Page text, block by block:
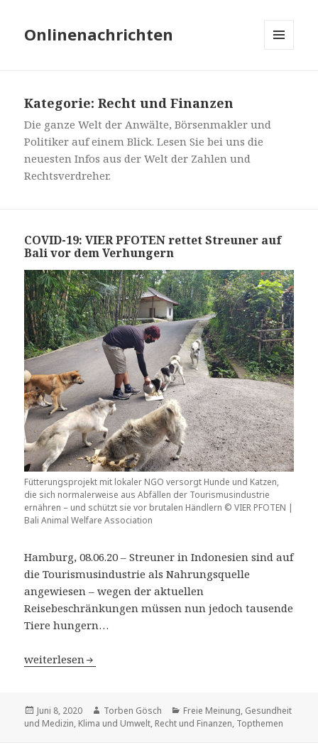
Onlinenachrichten
Kategorie: Recht und Finanzen
Die ganze Welt der Anwälte, Börsenmakler und
Politiker auf einem Blick. Lesen Sie bei uns die
neuesten Infos aus der Welt der Zahlen und
Rechtsverdreher.
COVID-19: VIER PFOTEN rettet Streuner auf
Bali vor dem Verhungern
Fütterungsprojekt mit lokaler NGO versorgt Hunde und Katzen,
die sich normalerweise aus Abfällen der Tourismusindustrie
ernähren – und schützt sie vor brutalen Händlern © VIER PFOTEN |
Bali Animal Welfare Association
Hamburg, 08.06.20 – Streuner in Indonesien sind auf
die Tourismusindustrie als Nahrungsquelle
angewiesen – wegen der aktuellen
Reisebeschränkungen müssen nun jedoch tausende
Tiere hungern…
COVID-19: VIER PFOTEN rettet Streuner auf Bali vor
weiterlesen
Veröffentlicht
am
Juni 8, 2020 Autor
Torben Gösch Kategorien
Freie Meinung, Gesundheit
und Medizin, Klima und Umwelt, Recht und Finanzen, Topthemen